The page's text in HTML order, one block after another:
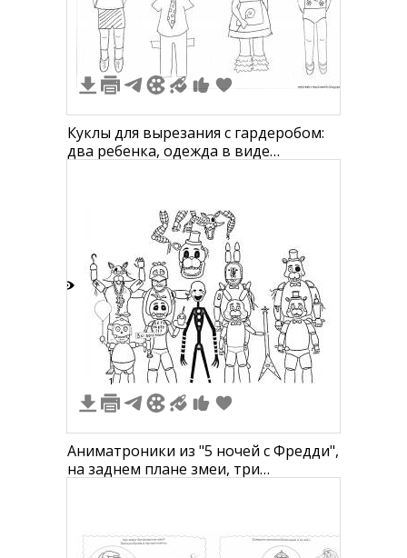
Куклы для вырезания с гардеробом:
два ребенка, одежда в виде
аксессуарами
1
Аниматроники из "5 ночей с Фредди",
на заднем плане змеи, три
тёмном костюме, аниматроник со